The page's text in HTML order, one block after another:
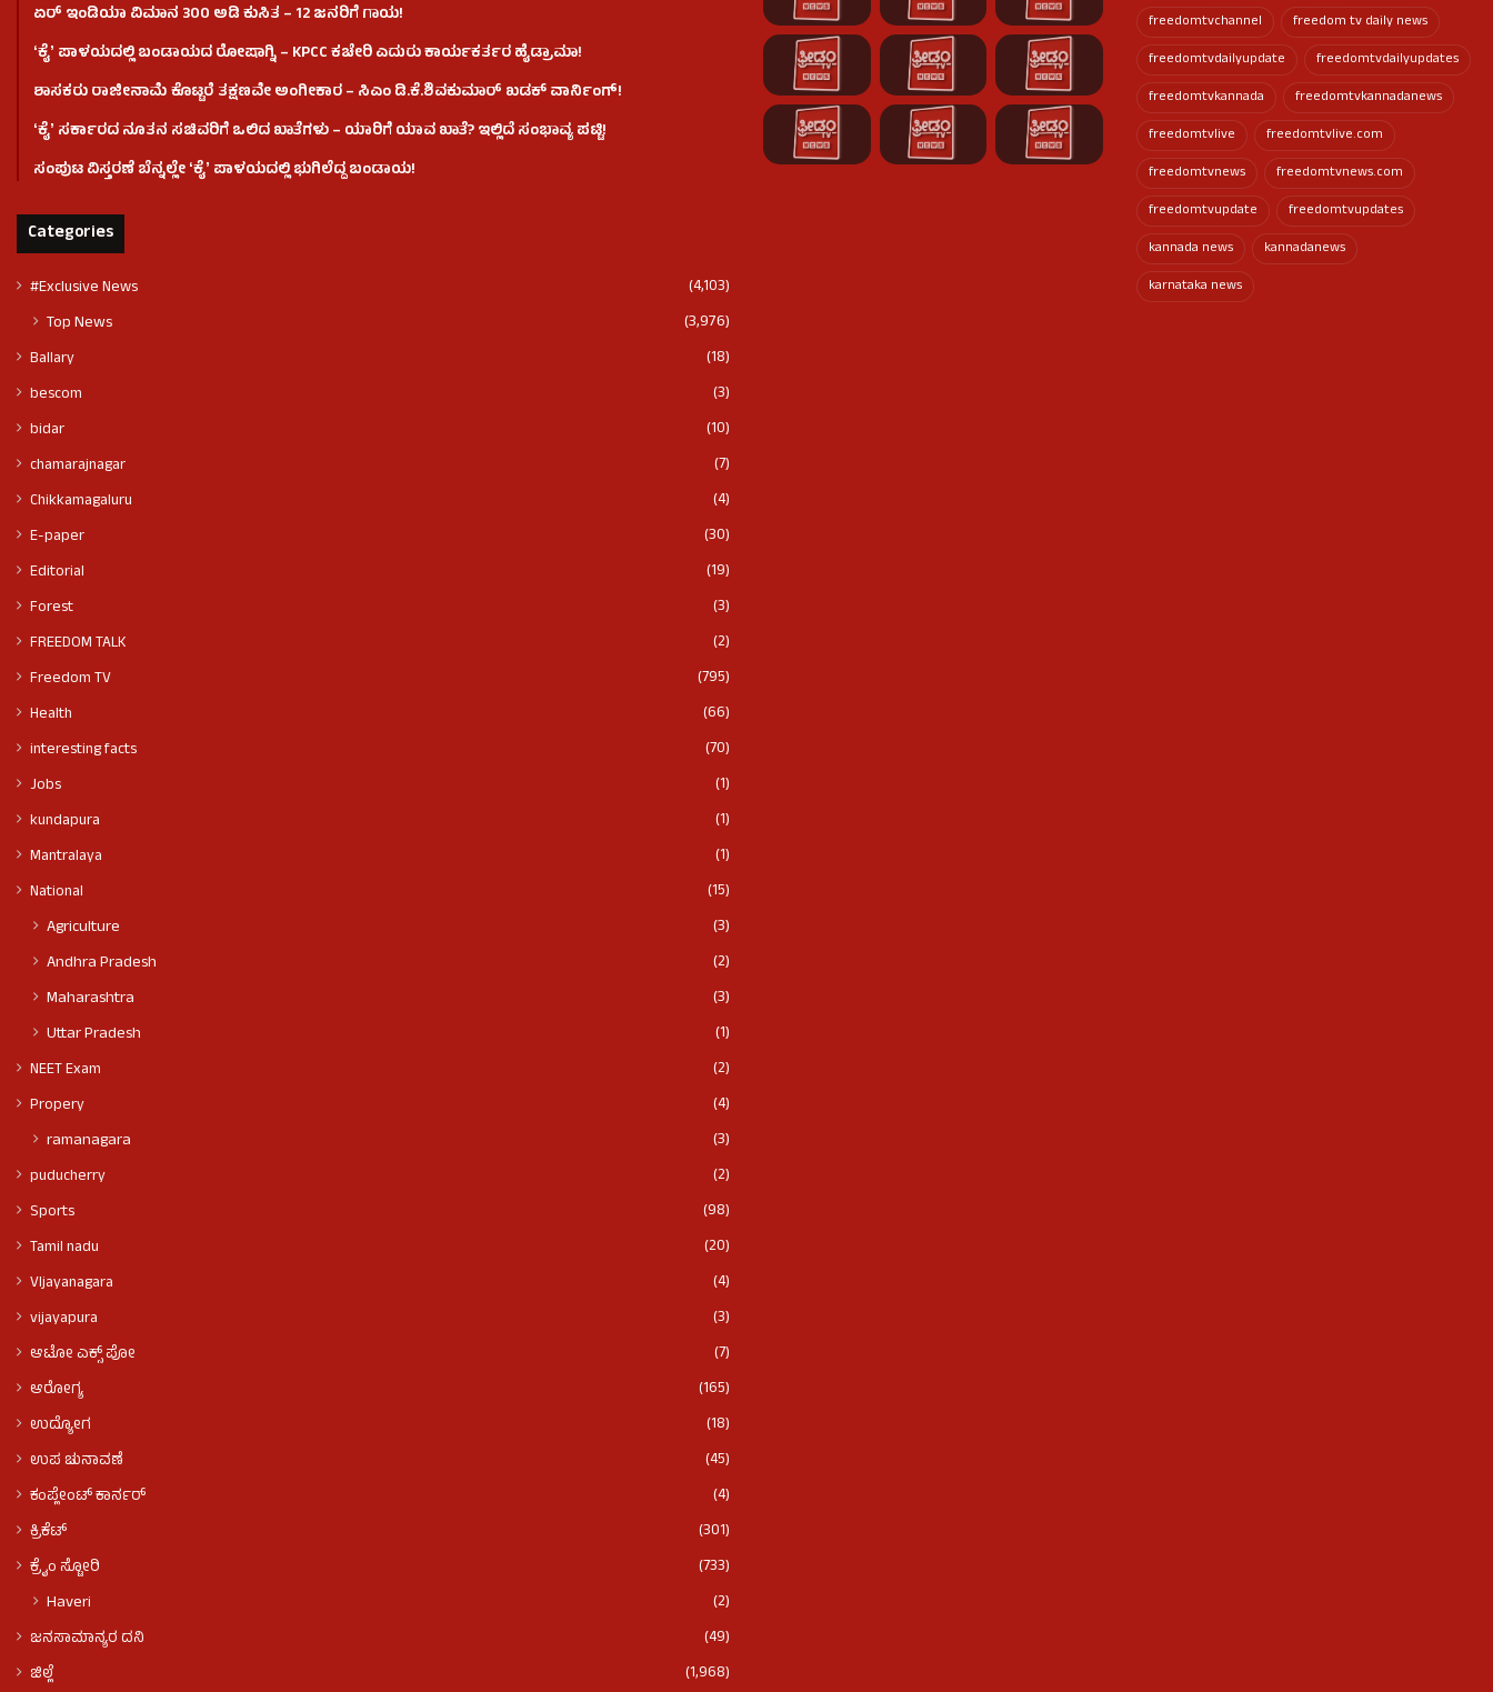
ಏರ್ ಇಂಡಿಯಾ ವಿಮಾನ 300 ಅಡಿ ಕುಸಿತ – 12 ಜನರಿಗೆ ಗಾಯ!
ʻಕೈʼ​ ಪಾಳಯದಲ್ಲಿ ಬಂಡಾಯದ ರೋಷಾಗ್ನಿ – KPCC ಕಚೇರಿ ಎದುರು ಕಾರ್ಯಕರ್ತರ ಹೈಡ್ರಾಮಾ!
ಶಾಸಕರು ರಾಜೀನಾಮೆ ಕೊಟ್ಟರೆ ತಕ್ಷಣವೇ ಅಂಗೀಕಾರ – ಸಿಎಂ ಡಿ.ಕೆ.ಶಿವಕುಮಾರ್ ಖಡಕ್ ವಾರ್ನಿಂಗ್!
ʻಕೈʼ ಸರ್ಕಾರದ ನೂತನ ಸಚಿವರಿಗೆ ಒಲಿದ ಖಾತೆಗಳು – ಯಾರಿಗೆ ಯಾವ ಖಾತೆ? ಇಲ್ಲಿದೆ ಸಂಭಾವ್ಯ ಪಟ್ಟಿ!
ಸಂಪುಟ ವಿಸ್ತರಣೆ ಬೆನ್ನಲ್ಲೇ ʻಕೈʼ ಪಾಳಯದಲ್ಲಿ ಭುಗಿಲೆದ್ದ ಬಂಡಾಯ!
Categories
#Exclusive News (4,103)
Top News (3,976)
Ballary
(18)
bescom
(3)
bidar
(10)
chamarajnagar
(7)
Chikkamagaluru
(4)
E-paper
(30)
Editorial
(19)
Forest
(3)
FREEDOM TALK
(2)
Freedom TV
(795)
Health
(66)
interesting facts
(70)
Jobs
(1)
kundapura
(1)
Mantralaya
(1)
National
(15)
Agriculture
(3)
Andhra Pradesh
(2)
Maharashtra
(3)
Uttar Pradesh
(1)
NEET Exam
(2)
Propery
(4)
ramanagara (3)
puducherry
(2)
Sports
(98)
Tamil nadu
(20)
VIjayanagara
(4)
vijayapura
(3)
ಆಟೋ ಎಕ್ಸ್ ಪೋ
(7)
ಆರೋಗ್ಯ
(165)
ಉದ್ಯೋಗ
(18)
ಉಪ ಚುನಾವಣೆ
(45)
ಕಂಪ್ಲೇಂಟ್ ಕಾರ್ನರ್
(4)
ಕ್ರಿಕೆಟ್
(301)
ಕ್ರೈಂ ಸ್ಟೋರಿ
(733)
Haveri (2)
ಜನಸಾಮಾನ್ಯರ ದನಿ
(49)
ಜಿಲ್ಲೆ
(1,968)
freedomtvchannel
freedom tv daily news
freedomtvdailyupdate
freedomtvdailyupdates
freedomtvkannada
freedomtvkannadanews
freedomtvlive
freedomtvlive.com
freedomtvnews
freedomtvnews.com
freedomtvupdate
freedomtvupdates
kannada news
kannadanews
karnataka news